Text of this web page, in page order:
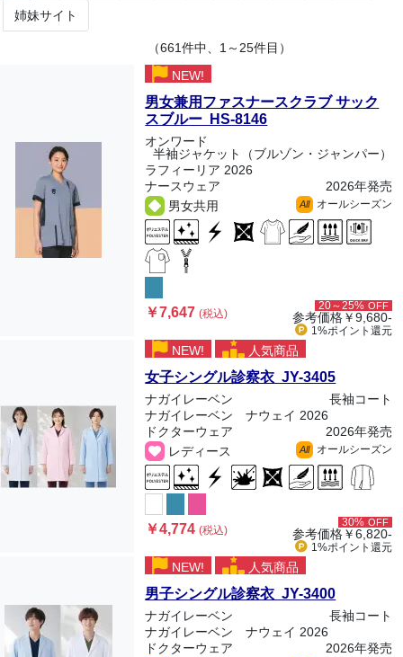
姉妹サイト
（661件中、1～25件目）
NEW!
男女兼用ファスナースクラブ サック
スブルー HS-8146
オンワード
半袖ジャケット（ブルゾン・ジャンパー）
ラフィーリア 2026
ナースウェア
2026年発売
男女共用
All オールシーズン
￥7,647(税込)
20～25% OFF
参考価格￥9,680-
1%ポイント 還元
NEW! 人気商品
女子シングル診察衣 JY-3405
ナガイレーベン
長袖コート
ナガイレーベン ナウェイ 2026
ドクターウェア
2026年発売
レディース
All オールシーズン
￥4,774(税込)
30% OFF
参考価格￥6,820-
1%ポイント 還元
NEW! 人気商品
男子シングル診察衣 JY-3400
ナガイレーベン
長袖コート
ナガイレーベン ナウェイ 2026
ドクターウェア
2026年発売